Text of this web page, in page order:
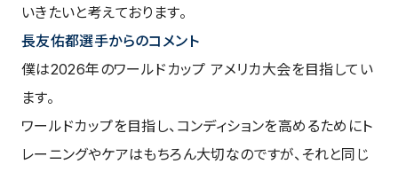
いきたいと考えております。
長友佑都選手からのコメント
僕は2026年のワールドカップ アメリカ大会を目指してい
ます。
ワールドカップを目指し、コンディションを高めるためにト
レーニングやケアはもちろん大切なのですが、それと同じ